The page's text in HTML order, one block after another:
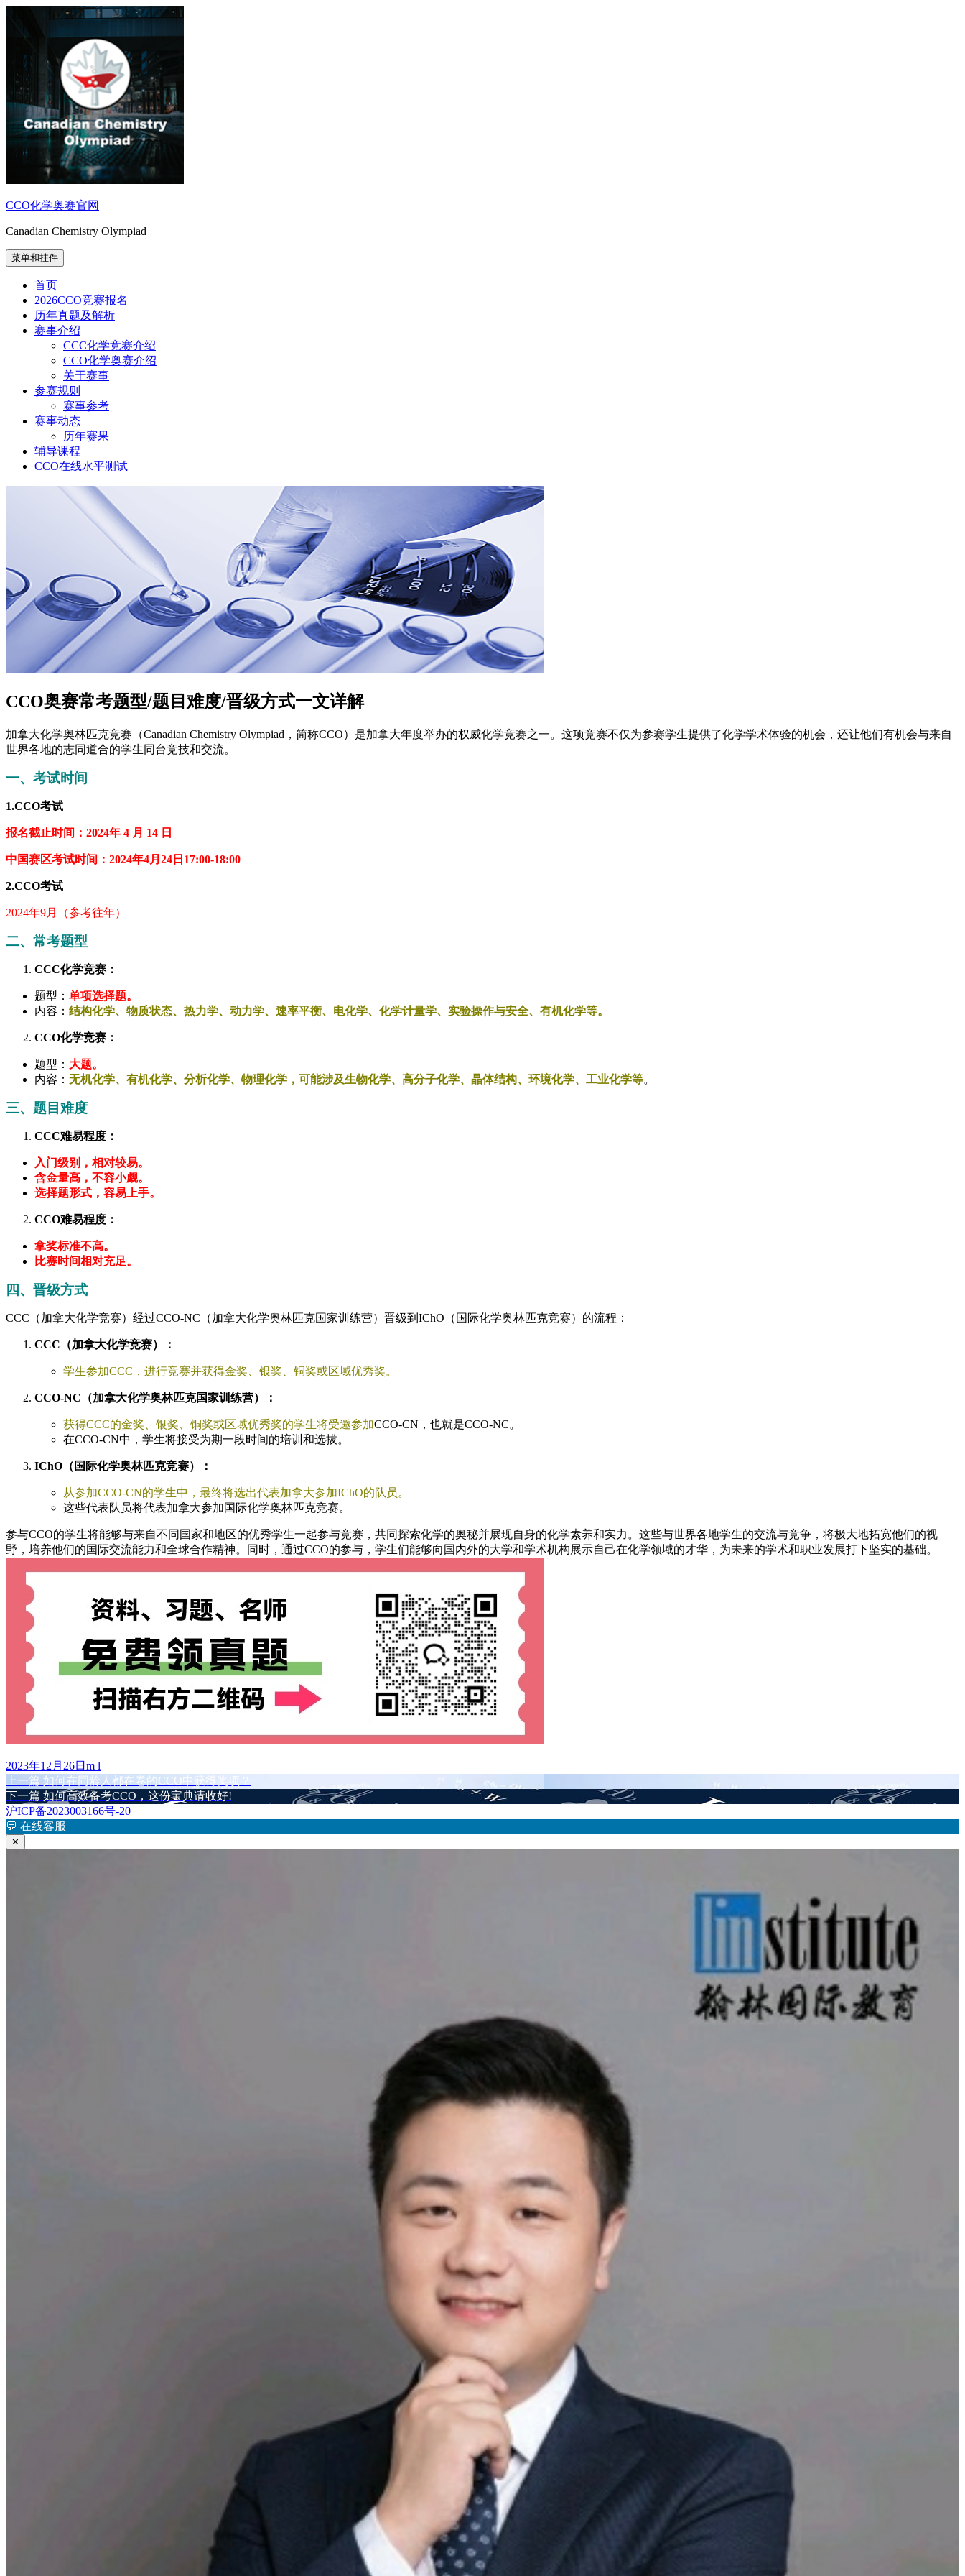
CCO化学奥赛官网
Canadian Chemistry Olympiad
菜单和挂件
首页
2026CCO竞赛报名
历年真题及解析
赛事介绍
CCC化学竞赛介绍
CCO化学奥赛介绍
关于赛事
参赛规则
赛事参考
赛事动态
历年赛果
辅导课程
CCO在线水平测试
CCO奥赛常考题型/题目难度/晋级方式一文详解
加拿大化学奥林匹克竞赛（Canadian Chemistry Olympiad，简称CCO）是加拿大年度举办的权威化学竞赛之一。这项竞赛不仅为参赛学生提供了化学学术体验的机会，还让他们有机会与来自
世界各地的志同道合的学生同台竞技和交流。
一、考试时间
1.CCO考试
报名截止时间：2024年 4 月 14 日
中国赛区考试时间：2024年4月24日17:00-18:00
2.CCO考试
2024年9月（参考往年）
二、常考题型
CCC化学竞赛：
题型： 单项选择题。
内容： 结构化学、物质状态、热力学、动力学、速率平衡、电化学、化学计量学、实验操作与安全、有机化学等。
CCO化学竞赛：
题型： 大题。
内容： 无机化学、有机化学、分析化学、物理化学，可能涉及生物化学、高分子化学、晶体结构、环境化学、工业化学等。
三、题目难度
CCC难易程度：
入门级别，相对较易。
含金量高，不容小觑。
选择题形式，容易上手。
CCO难易程度：
拿奖标准不高。
比赛时间相对充足。
四、晋级方式
CCC（加拿大化学竞赛）经过CCO-NC（加拿大化学奥林匹克国家训练营）晋级到IChO（国际化学奥林匹克竞赛）的流程：
CCC（加拿大化学竞赛）：
学生参加CCC，进行竞赛并获得金奖、银奖、铜奖或区域优秀奖。
CCO-NC（加拿大化学奥林匹克国家训练营）：
获得CCC的金奖、银奖、铜奖或区域优秀奖的学生将受邀参加CCO-CN，也就是CCO-NC。
在CCO-CN中，学生将接受为期一段时间的培训和选拔。
IChO（国际化学奥林匹克竞赛）：
从参加CCO-CN的学生中，最终将选出代表加拿大参加IChO的队员。
这些代表队员将代表加拿大参加国际化学奥林匹克竞赛。
参与CCO的学生将能够与来自不同国家和地区的优秀学生一起参与竞赛，共同探索化学的奥秘并展现自身的化学素养和实力。这些与世界各地学生的交流与竞争，将极大地拓宽他们的视
野，培养他们的国际交流能力和全球合作精神。同时，通过CCO的参与，学生们能够向国内外的大学和学术机构展示自己在化学领域的才华，为未来的学术和职业发展打下坚实的基础。
发
布
于
2023年12月26日 作
者
m l
文
章
导
航
上一篇 上
篇
文
章：
如何在同龄人都在卷的CCO中获得奖项？
下一篇 下
篇
文
如何高效备考CCO，这份宝典请收好!
沪ICP备2023003166号-20
💬 在线客服
✕